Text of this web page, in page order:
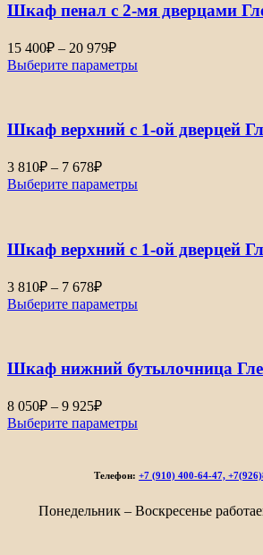
10
Шкаф пенал с 2-мя дверцами
15 400₽ – 20 979₽Диапазон
цен:
15
20
Выберите параметры
Шкаф верхний с 1-ой дверцей
3 810₽ – 7 678₽Диапазон
цен:
3
7
Выберите параметры
Шкаф верхний с 1-ой дверцей
3 810₽ – 7 678₽Диапазон
цен:
3
7
Выберите параметры
Шкаф нижний бутылочница
8 050₽ – 9 925₽Диапазон
цен:
8
925₽
Выберите параметры
Телефон: +7 (910) 400-64-47,
Понедельник – Воскресенье